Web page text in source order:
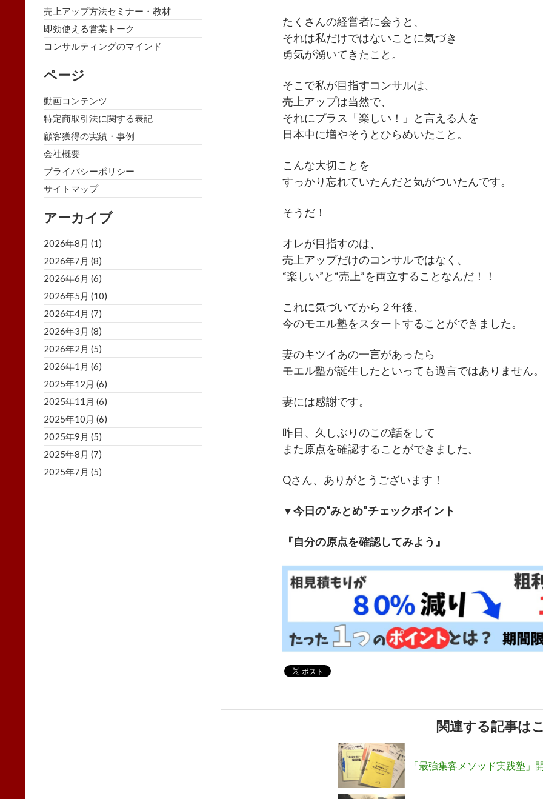
たくさんの経営者に会うと、
それは私だけではないことに気づき
勇気が湧いてきたこと。
そこで私が目指すコンサルは、
売上アップは当然で、
それにプラス「楽しい！」と言える人を
日本中に増やそうとひらめいたこと。
こんな大切ことを
すっかり忘れていたんだと気がついたんです。
そうだ！
オレが目指すのは、
売上アップだけのコンサルではなく、
“楽しい”と“売上”を両立することなんだ！！
これに気づいてから２年後、
今のモエル塾をスタートすることができました。
妻のキツイあの一言があったら
モエル塾が誕生したといっても過言ではありません
妻には感謝です。
昨日、久しぶりのこの話をして
また原点を確認することができました。
Qさん、ありがとうございます！
▼今日の“みとめ”チェックポイント
『自分の原点を確認してみよう』
関連する記事は
「最強集客メソッド実践塾」
売上アップ方法セミナー・教材
即効使える営業トーク
コンサルティングのマインド
ページ
動画コンテンツ
特定商取引法に関する表記
顧客獲得の実績・事例
会社概要
プライバシーポリシー
サイトマップ
アーカイブ
2026年8月 (1)
2026年7月 (8)
2026年6月 (6)
2026年5月 (10)
2026年4月 (7)
2026年3月 (8)
2026年2月 (5)
2026年1月 (6)
2025年12月 (6)
2025年11月 (6)
2025年10月 (6)
2025年9月 (5)
2025年8月 (7)
2025年7月 (5)